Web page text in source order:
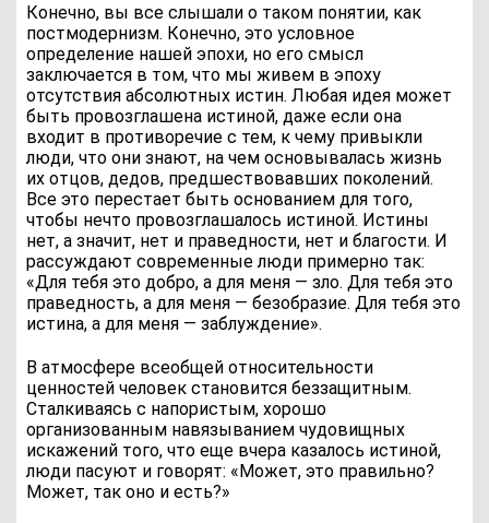
Конечно, вы все слышали о таком понятии, как
постмодернизм. Конечно, это условное
определение нашей эпохи, но его смысл
заключается в том, что мы живем в эпоху
отсутствия абсолютных истин. Любая идея может
быть провозглашена истиной, даже если она
входит в противоречие с тем, к чему привыкли
люди, что они знают, на чем основывалась жизнь
их отцов, дедов, предшествовавших поколений.
Все это перестает быть основанием для того,
чтобы нечто провозглашалось истиной. Истины
нет, а значит, нет и праведности, нет и благости. И
рассуждают современные люди примерно так:
«Для тебя это добро, а для меня — зло. Для тебя это
праведность, а для меня — безобразие. Для тебя это
истина, а для меня — заблуждение».
В атмосфере всеобщей относительности
ценностей человек становится беззащитным.
Сталкиваясь с напористым, хорошо
организованным навязыванием чудовищных
искажений того, что еще вчера казалось истиной,
люди пасуют и говорят: «Может, это правильно?
Может, так оно и есть?»